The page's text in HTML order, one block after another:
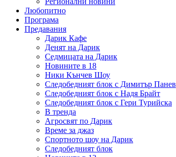
Любопитно
Програма
Предавания
Дарик Кафе
Денят на Дарик
Седмицата на Дарик
Новините в 18
Ники Кънчев Шоу
Следобедният блок с Димитър Панев
Следобедният блок с Надя Брайт
Следобедният блок с Гери Турийска
В тренда
Агросвят по Дарик
Време за джаз
Спортното шоу на Дарик
Следобедният блок